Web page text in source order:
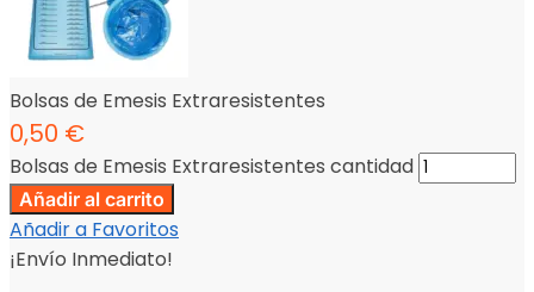
Bolsas de Emesis Extraresistentes
0,50 €
Bolsas de Emesis Extraresistentes cantidad
Añadir al carrito
Añadir a Favoritos
¡Envío Inmediato!